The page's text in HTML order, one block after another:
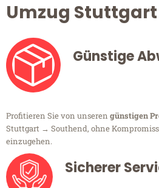
Umzug
Günstige
Profitieren Sie von unseren günstigen
Stuttgart → Southend, ohne
einzugehen.
Sicherer